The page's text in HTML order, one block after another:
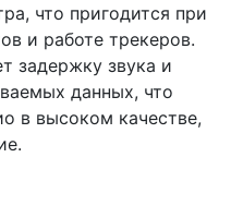
что пригодится при
и работе трекеров.
задержку звука и
данных, что
в высоком качестве,